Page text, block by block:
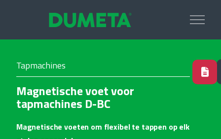
Tapmachines
Magnetische voet voor
tapmachines D-BC
Magnetische voeten om flexibel te tappen op elk